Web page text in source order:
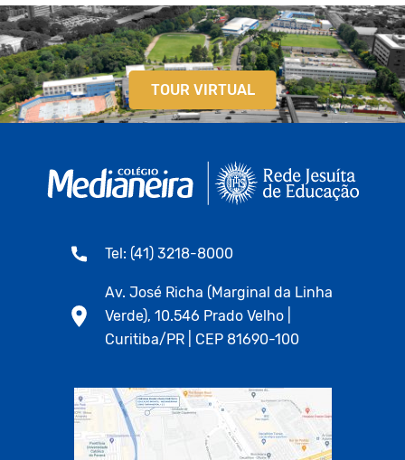
TOUR VIRTUAL
Tel: (41) 3218-8000
Av. José Richa (Marginal da Linha
Verde), 10.546 Prado Velho |
Curitiba/PR | CEP 81690-100